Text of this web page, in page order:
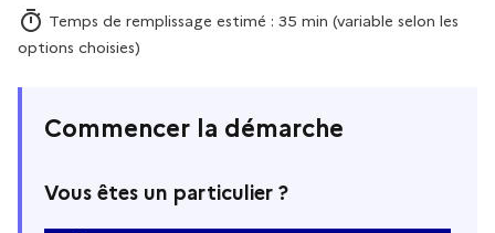
Temps de remplissage estimé : 35 min (variable selon les
options choisies)
Commencer la démarche
Vous êtes un particulier ?